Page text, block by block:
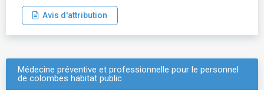
Avis d'attribution
Médecine préventive et professionnelle pour le personnel
de colombes habitat public